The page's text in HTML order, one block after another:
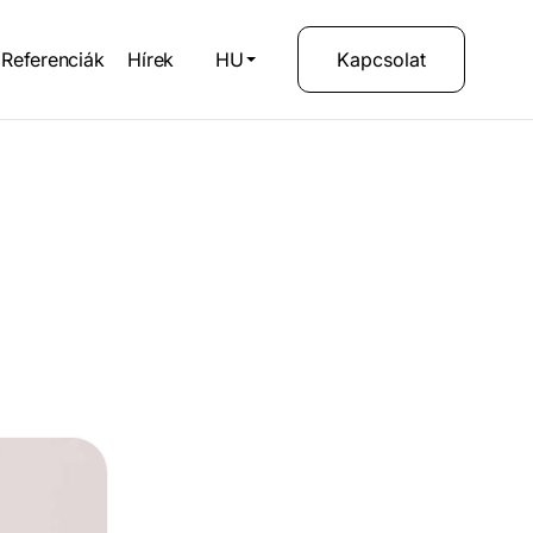
Kapcsolat
HU
Referenciák Hírek